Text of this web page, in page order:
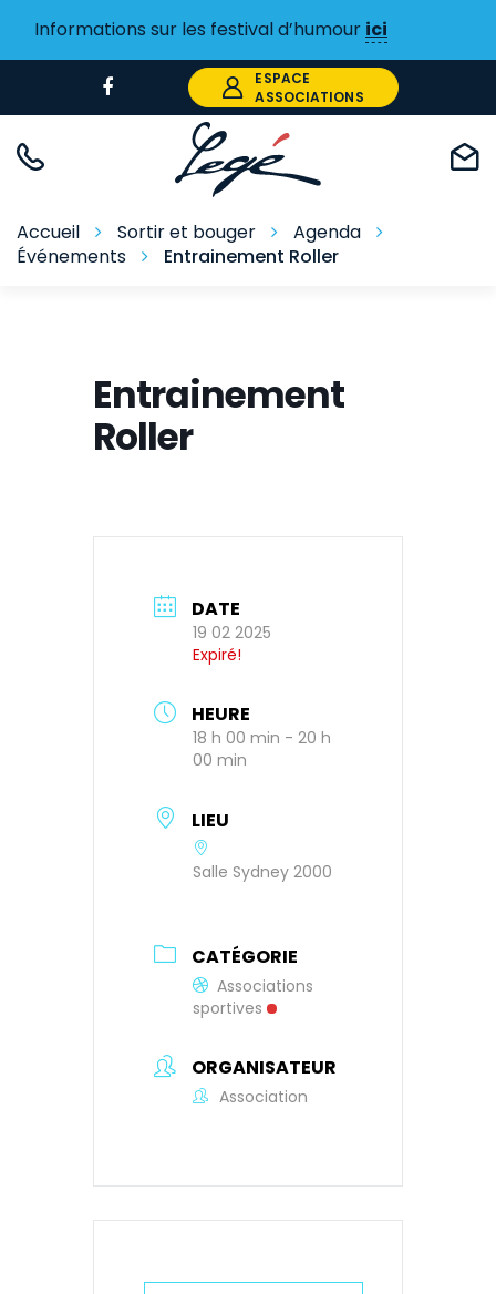
Informations sur les festival d’humour ici
vers
Facebook
ESPACE
ASSOCIATIONS
Accueil Sortir et bouger
Agenda
Événements
Entrainement Roller
Entrainement
Roller
DATE
19 02 2025
Expiré!
HEURE
18 h 00 min - 20 h
00 min
LIEU
Salle Sydney 2000
CATÉGORIE
Associations
sportives
ORGANISATEUR
Association